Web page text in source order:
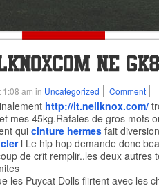
am in Uncategorized Comment
http://it.neilknox.com/
mes 45kg.Rafales de gros mots
qui cinture hermes fait
l Le hip hop demande donc
de crit remplir..les deux autres
les Puycat Dolls flirtent avec les